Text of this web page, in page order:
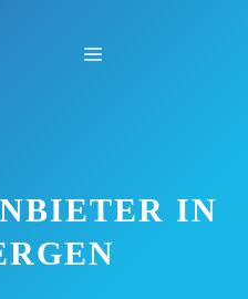
Menü
IN